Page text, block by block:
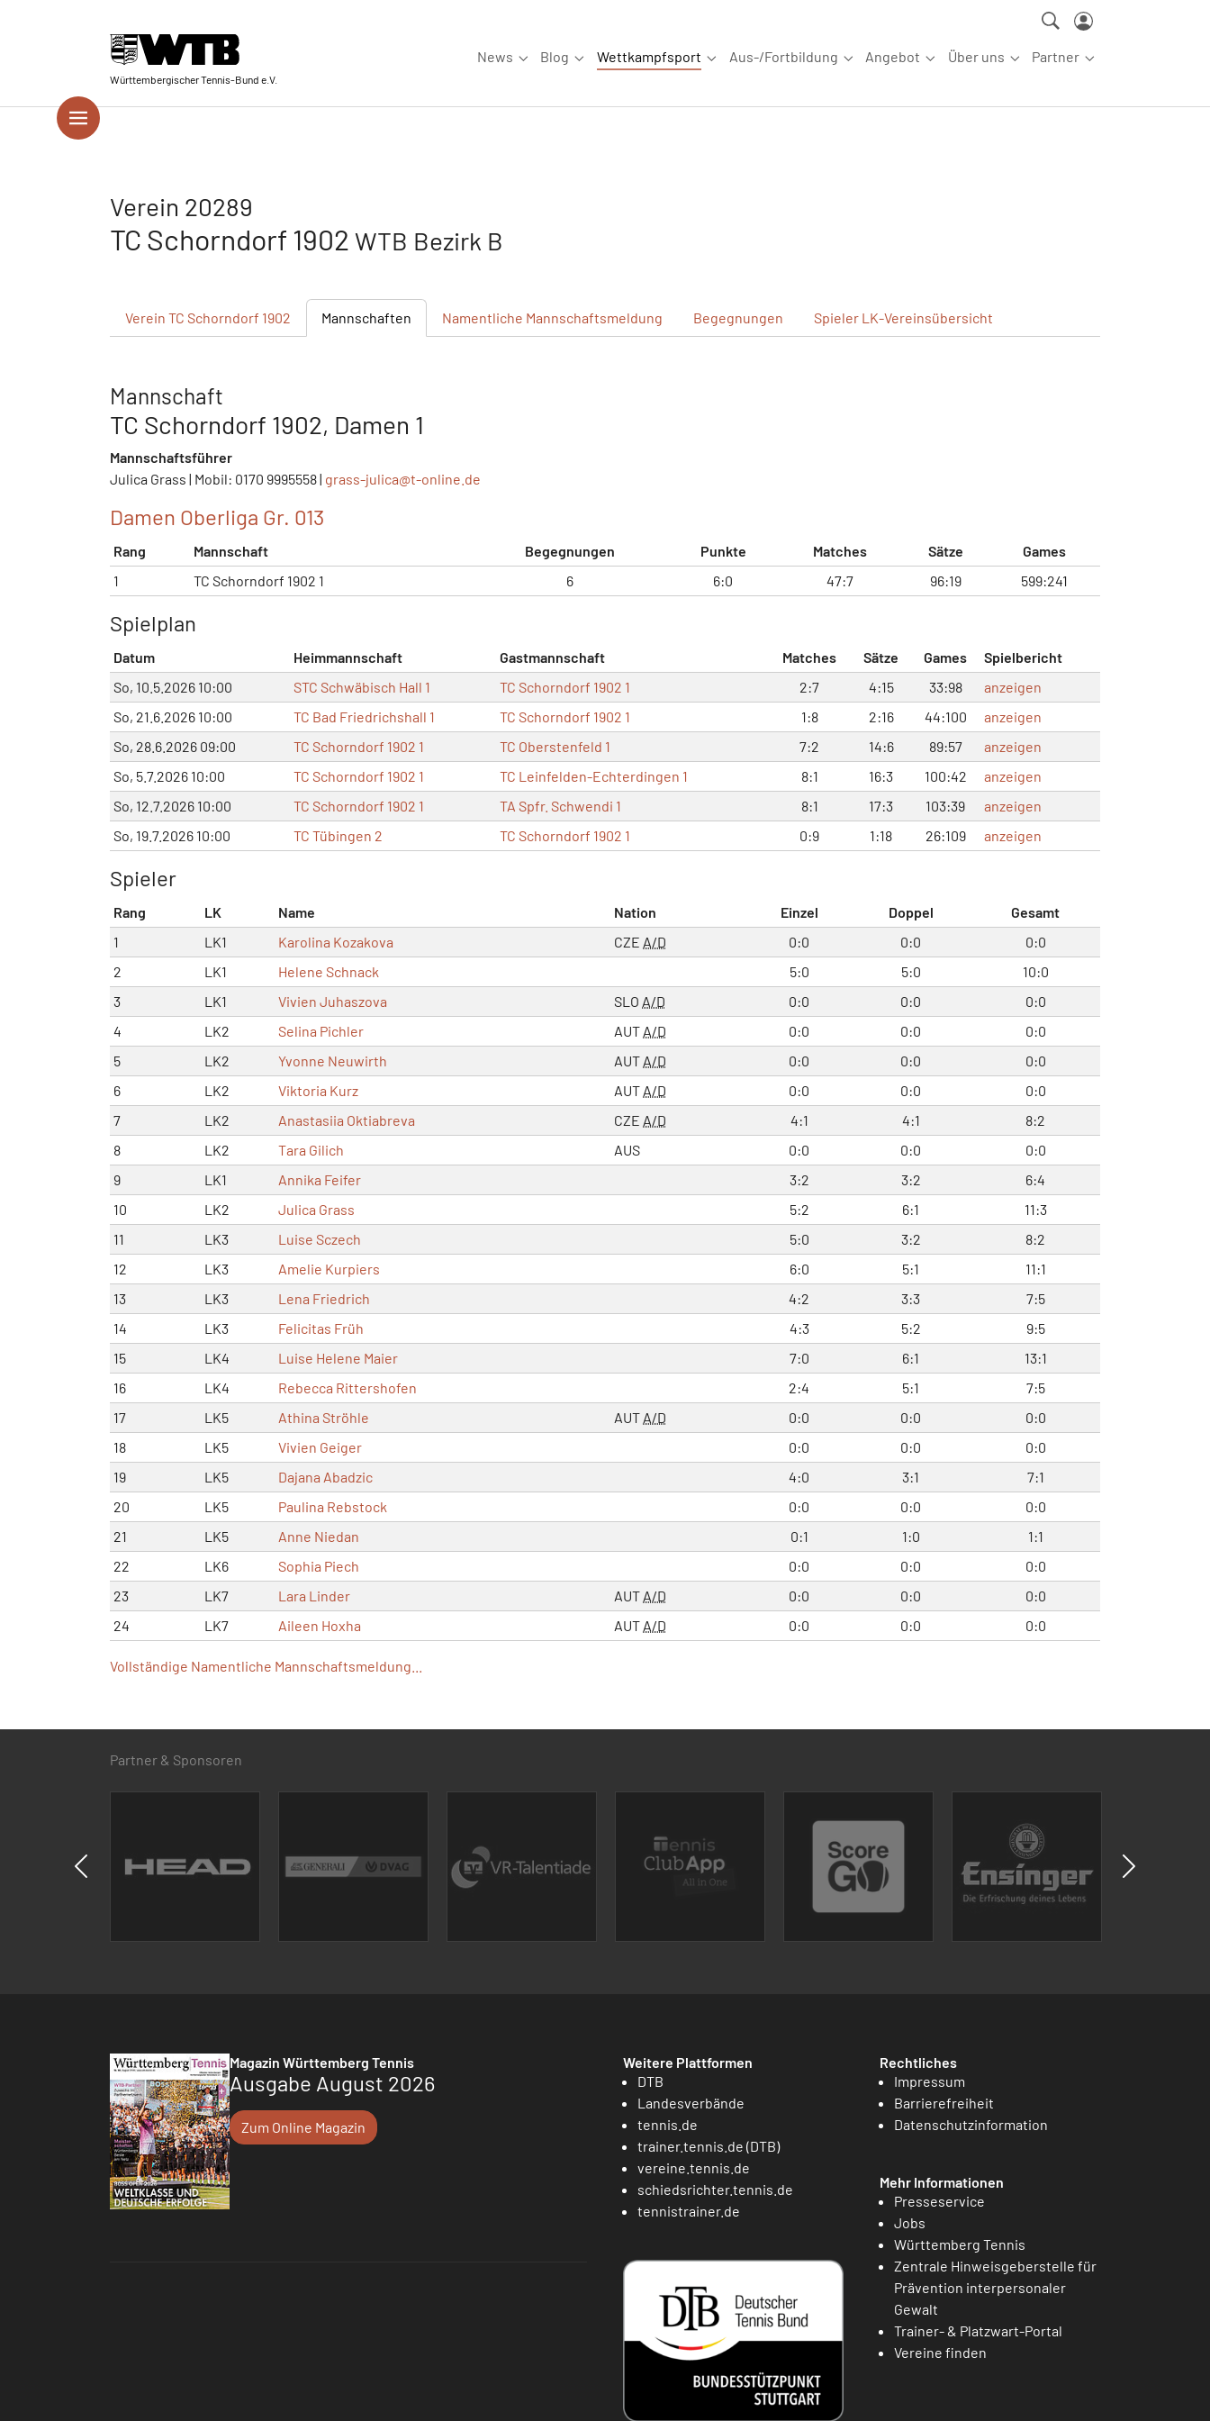
Württembergischer Tennis-Bund e.V.
News
Submenu for "News"
Blog
Submenu for "Blog"
Wettkampfsport
Submenu for "Wettkampfsport"
Aus-/Fortbildung
Submenu for "Aus-/Fortbildung"
Angebot
Submenu for "Angebot"
Über uns
Submenu for "Über uns"
Partner
Submenu for
Verein 20289
TC Schorndorf 1902 WTB Bezirk B
Verein TC Schorndorf 1902 Mannschaften Namentliche Mannschaftsmeldung Begegnungen Spieler LK-Vereinsübersicht
Mannschaft
TC Schorndorf 1902, Damen 1
Mannschaftsführer
Julica Grass | Mobil: 0170 9995558 | grass-julica@t-online.de
Damen Oberliga Gr. 013
Rang Mannschaft Begegnungen Punkte Matches Sätze
Games
1
TC Schorndorf 1902 1 6 6:0 47:7 96:19 599:241
Spielplan
Datum Heimmannschaft Gastmannschaft Matches Sätze Games
Spielbericht
So, 10.5.2026 10:00
STC Schwäbisch Hall 1 TC Schorndorf 1902 1 2:7 4:15 33:98
anzeigen
So, 21.6.2026 10:00
TC Bad Friedrichshall 1 TC Schorndorf 1902 1 1:8 2:16 44:100
anzeigen
So, 28.6.2026 09:00
TC Schorndorf 1902 1 TC Oberstenfeld 1 7:2 14:6 89:57
anzeigen
So, 5.7.2026 10:00
TC Schorndorf 1902 1 TC Leinfelden-Echterdingen 1 8:1 16:3 100:42
anzeigen
So, 12.7.2026 10:00
TC Schorndorf 1902 1 TA Spfr. Schwendi 1 8:1 17:3 103:39
anzeigen
So, 19.7.2026 10:00
TC Tübingen 2 TC Schorndorf 1902 1 0:9 1:18 26:109 anzeigen
Spieler
Rang LK Name Nation Einzel Doppel
Gesamt
1
LK1 Karolina Kozakova CZE A/D 0:0 0:0
0:0
2
LK1 Helene Schnack 5:0 5:0
10:0
3
LK1 Vivien Juhaszova SLO A/D 0:0 0:0
0:0
4
LK2 Selina Pichler AUT A/D 0:0 0:0
0:0
5
LK2 Yvonne Neuwirth AUT A/D 0:0 0:0
0:0
6
LK2 Viktoria Kurz AUT A/D 0:0 0:0
0:0
7
LK2 Anastasiia Oktiabreva CZE A/D 4:1 4:1
8:2
8
LK2 Tara Gilich AUS 0:0 0:0
0:0
9
LK1 Annika Feifer 3:2 3:2
6:4
10
LK2 Julica Grass 5:2 6:1
11:3
11
LK3 Luise Sczech 5:0 3:2
8:2
12
LK3 Amelie Kurpiers 6:0 5:1
11:1
13
LK3 Lena Friedrich 4:2 3:3
7:5
14
LK3 Felicitas Früh 4:3 5:2
9:5
15
LK4 Luise Helene Maier 7:0 6:1
13:1
16
LK4 Rebecca Rittershofen 2:4 5:1
7:5
17
LK5 Athina Ströhle AUT A/D 0:0 0:0
0:0
18
LK5 Vivien Geiger 0:0 0:0
0:0
19
LK5 Dajana Abadzic 4:0 3:1
7:1
20
LK5 Paulina Rebstock 0:0 0:0
0:0
21
LK5 Anne Niedan 0:1 1:0
1:1
22
LK6 Sophia Piech 0:0 0:0
0:0
23
LK7 Lara Linder AUT A/D 0:0 0:0
0:0
24
LK7 Aileen Hoxha AUT A/D 0:0 0:0 0:0
Vollständige Namentliche Mannschaftsmeldung...
Partner & Sponsoren
Magazin Württemberg Tennis
Ausgabe August 2026
Zum Online Magazin
Weitere Plattformen
DTB
Landesverbände
tennis.de
trainer.tennis.de (DTB)
vereine.tennis.de
schiedsrichter.tennis.de
tennistrainer.de
Rechtliches
Impressum
Barrierefreiheit
Datenschutzinformation
Mehr Informationen
Presseservice
Jobs
Württemberg Tennis
Zentrale Hinweisgeberstelle für
Prävention interpersonaler
Gewalt
Trainer- & Platzwart-Portal
Vereine finden